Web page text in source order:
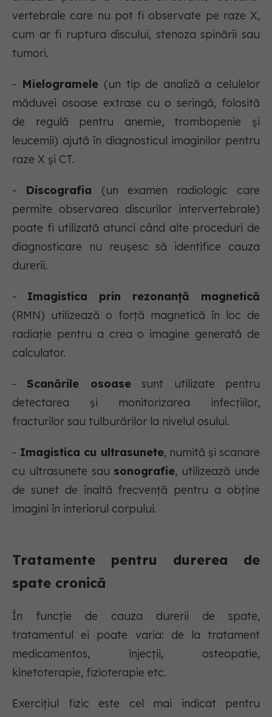
vertebrale care nu pot fi observate pe raze X,
cum ar fi ruptura discului, stenoza spinării sau
tumori.
- Mielogramele (un tip de analiză a celulelor
măduvei osoase extrase cu o seringă, folosită
de regulă pentru anemie, trombopenie și
leucemii) ajută în diagnosticul imaginilor pentru
raze X și CT.
- Discografia (un examen radiologic care
permite observarea discurilor intervertebrale)
poate fi utilizată atunci când alte proceduri de
diagnosticare nu reușesc să identifice cauza
durerii.
- Imagistica prin rezonanță magnetică
(RMN) utilizează o forță magnetică în loc de
radiație pentru a crea o imagine generată de
calculator.
-Scanările osoasesunt utilizate pentru
detectarea și monitorizarea infecțiilor,
fracturilor sau tulburărilor la nivelul osului.
- Imagistica cu ultrasunete, numită și scanare
cu ultrasunete sau sonografie, utilizează unde
de sunet de înaltă frecvență pentru a obține
imagini în interiorul corpului.
Tratamente pentru durerea de
spate cronică
În funcție de cauza durerii de spate,
tratamentul ei poate varia: de la tratament
medicamentos, injecții, osteopatie,
kinetoterapie, fizioterapie etc.
Exercițiul fizic este cel mai indicat pentru